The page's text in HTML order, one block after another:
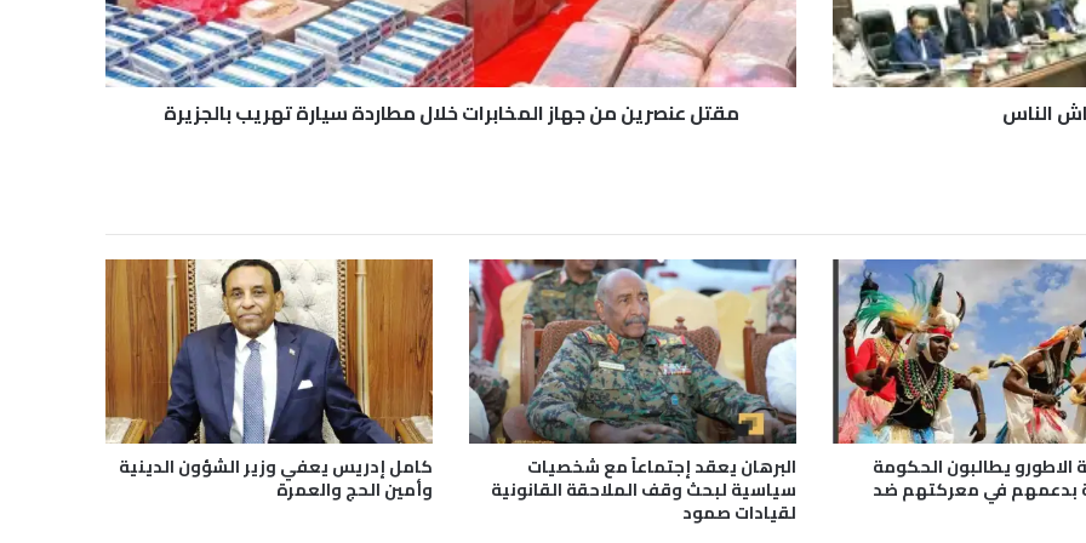
الناس
ن
م
ن
ل
م
خ
ا
ب
ر
ا
ت
خ
ل
ا
ل
مقتل عنصرين من جهاز المخابرات خلال مطاردة سيارة تهريب بالجزيرة
الاطورو يطالبون الحكومة
بدعمهم في معركتهم ضد
البرهان يعقد إجتماعاً مع شخصيات
سياسية لبحث وقف الملاحقة القانونية
لقيادات صمود
كامل إدريس يعفي وزير الشؤون الدينية
وأمين الحج والعمرة